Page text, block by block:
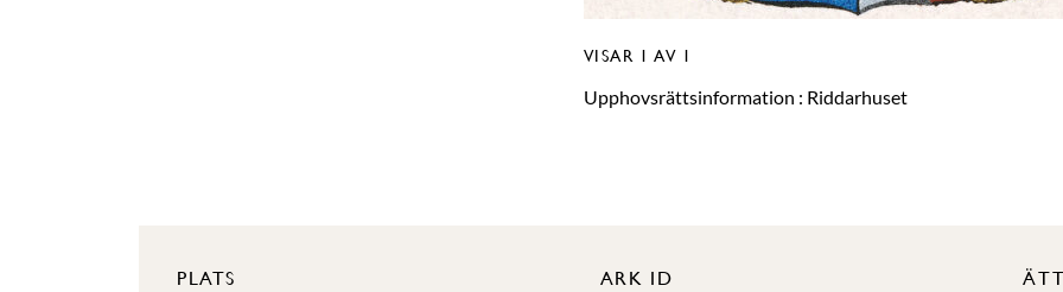
VISAR 1 AV 1
Upphovsrättsinformation : Riddarhuset
PLATS ARK ID